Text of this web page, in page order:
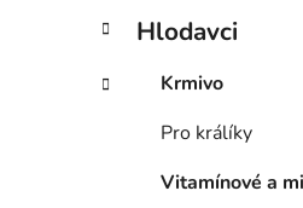
n
n
í
i
Hlodavci
Krmivo
Pro králíky
Vitamínové a